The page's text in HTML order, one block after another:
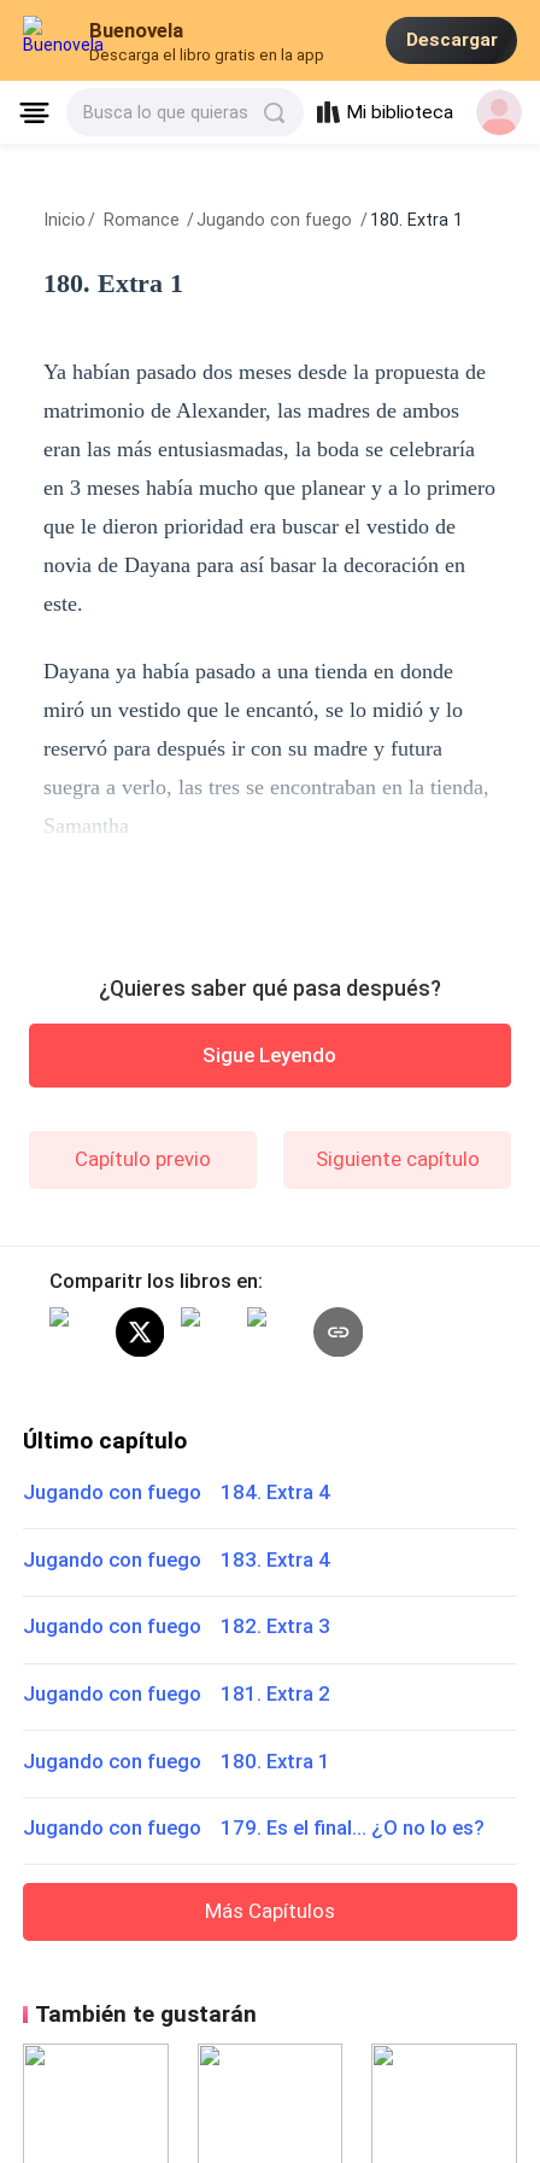
Buenovela
Descarga el libro gratis en la app
Descargar
Busca lo que quieras Mi biblioteca
Inicio / Romance /Jugando con fuego / 180. Extra 1
180. Extra 1
Ya habían pasado dos meses desde la propuesta de
matrimonio de Alexander, las madres de ambos
eran las más entusiasmadas, la boda se celebraría
en 3 meses había mucho que planear y a lo primero
que le dieron prioridad era buscar el vestido de
novia de Dayana para así basar la decoración en
este.
Dayana ya había pasado a una tienda en donde
miró un vestido que le encantó, se lo midió y lo
reservó para después ir con su madre y futura
suegra a verlo, las tres se encontraban en la tienda,
Samantha
¿Quieres saber qué pasa después?
Sigue Leyendo
Capítulo previo Siguiente capítulo
Comparitr los libros en:
Último capítulo
Jugando con fuego 184. Extra 4
Jugando con fuego 183. Extra 4
Jugando con fuego 182. Extra 3
Jugando con fuego 181. Extra 2
Jugando con fuego 180. Extra 1
Jugando con fuego 179. Es el final... ¿O no lo es?
Más Capítulos
También te gustarán